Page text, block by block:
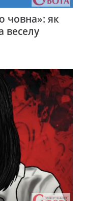
човна»: як
веселу